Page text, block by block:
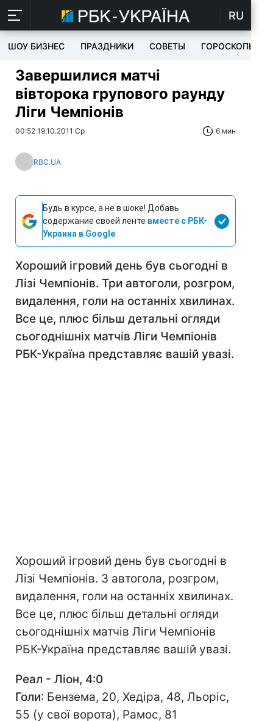
RU
ШОУ БИЗНЕС ПРАЗДНИКИ СОВЕТЫ ГОРОСКОПЫ
Завершилися матчі
вівторока групового раунду
Ліги Чемпіонів
00:52 19.10.2011 Ср 6 мин
RBC.UA
Будь в курсе, а не в шоке! Добавь
содержание своей ленте вместе с РБК-
Украина в Google
Хороший ігровий день був сьогодні в
Лізі Чемпіонів. Три автоголи, розгром,
видалення, голи на останніх хвилинах.
Все це, плюс більш детальні огляди
сьогоднішніх матчів Ліги Чемпіонів
РБК-Україна представляє вашій увазі.
Хороший ігровий день був сьогодні в
Лізі Чемпіонів. 3 автогола, розгром,
видалення, голи на останніх хвилинах.
Все це, плюс більш детальні огляди
сьогоднішніх матчів Ліги Чемпіонів
РБК-Україна представляє вашій увазі.
Реал - Ліон, 4:0
Голи: Бензема, 20, Хедіра, 48, Льоріс,
55 (у свої ворота), Рамос, 81